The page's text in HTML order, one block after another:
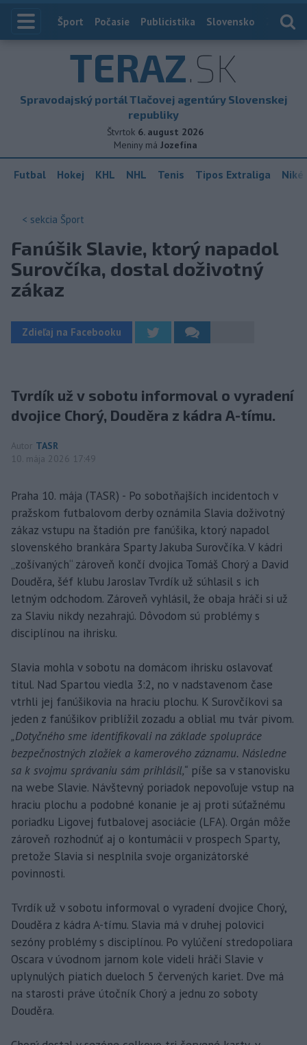
Index
Šport Počasie Publicistika Slovensko
TERAZ.SK
Spravodajský portál Tlačovej agentúry Slovenskej
republiky
Štvrtok 6. august 2026
Meniny má Jozefína
Futbal Hokej KHL NHL Tenis Tipos Extraliga
< sekcia Šport
Fanúšik Slavie, ktorý napadol
Surovčíka, dostal doživotný
zákaz
Zdieľaj na Facebooku
Tvrdík už v sobotu informoval o vyradení
dvojice Chorý, Douděra z kádra A-tímu.
Autor TASR
10. mája 2026 17:49
Praha 10. mája (TASR) - Po sobotňajších incidentoch v
pražskom futbalovom derby oznámila Slavia doživotný
zákaz vstupu na štadión pre fanúšika, ktorý napadol
slovenského brankára Sparty Jakuba Surovčíka. V kádri
„zošívaných“ zároveň končí dvojica Tomáš Chorý a David
Douděra, šéf klubu Jaroslav Tvrdík už súhlasil s ich
letným odchodom. Zároveň vyhlásil, že obaja hráči si už
za Slaviu nikdy nezahrajú. Dôvodom sú problémy s
disciplínou na ihrisku.
Slavia mohla v sobotu na domácom ihrisku oslavovať
titul. Nad Spartou viedla 3:2, no v nadstavenom čase
vtrhli jej fanúšikovia na hraciu plochu. K Surovčíkovi sa
jeden z fanúšikov priblížil zozadu a oblial mu tvár pivom.
„Dotyčného sme identifikovali na základe spolupráce
bezpečnostných zložiek a kamerového záznamu. Následne
sa k svojmu správaniu sám prihlásil,“ píše sa v stanovisku
na webe Slavie. Návštevný poriadok nepovoľuje vstup na
hraciu plochu a podobné konanie je aj proti súťažnému
poriadku Ligovej futbalovej asociácie (LFA). Orgán môže
zároveň rozhodnúť aj o kontumácii v prospech Sparty,
pretože Slavia si nesplnila svoje organizátorské
povinnosti.
Tvrdík už v sobotu informoval o vyradení dvojice Chorý,
Douděra z kádra A-tímu. Slavia má v druhej polovici
sezóny problémy s disciplínou. Po vylúčení stredopoliara
Oscara v úvodnom jarnom kole videli hráči Slavie v
uplynulých piatich dueloch 5 červených kariet. Dve má
na starosti práve útočník Chorý a jednu zo soboty
Douděra.